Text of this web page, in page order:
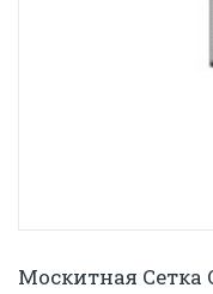
Москитная Сетка